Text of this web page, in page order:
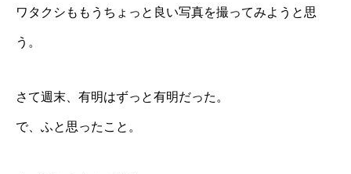
ワタクシももうちょっと良い写真を撮ってみようと思
う。
さて週末、有明はずっと有明だった。
で、ふと思ったこと。